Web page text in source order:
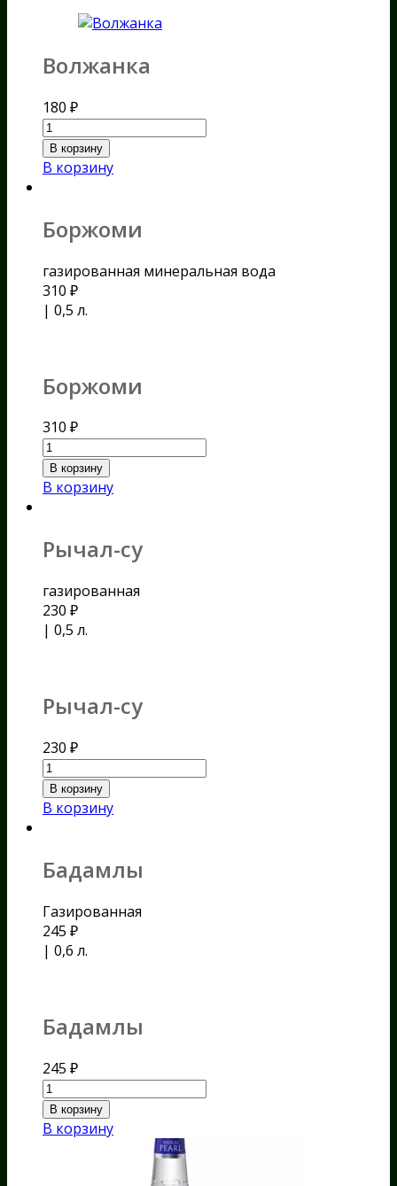
Волжанка
180 ₽
В корзину
В корзину
Боржоми
газированная минеральная вода
310 ₽
| 0,5 л.
Боржоми
310 ₽
В корзину
В корзину
Рычал-су
газированная
230 ₽
| 0,5 л.
Рычал-су
230 ₽
В корзину
В корзину
Бадамлы
Газированная
245 ₽
| 0,6 л.
Бадамлы
245 ₽
В корзину
В корзину